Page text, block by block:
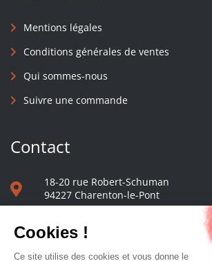
Mentions légales
Conditions générales de ventes
Qui sommes-nous
Suivre une commande
Contact
18-20 rue Robert-Schuman
94227 Charenton-le-Pont